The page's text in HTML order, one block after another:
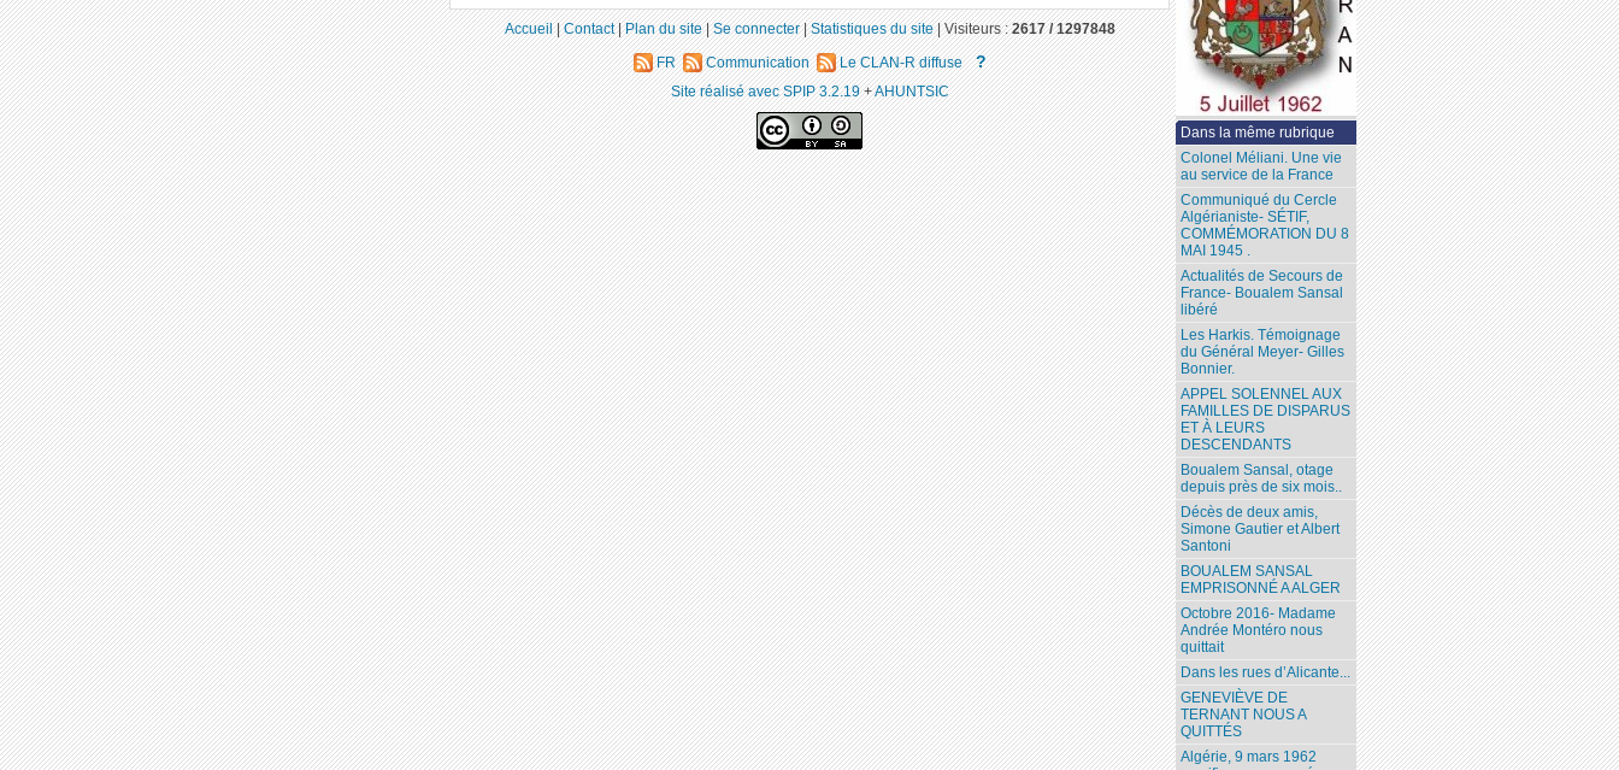
Dans la même rubrique
Colonel Méliani. Une vie
au service de la France
Communiqué du Cercle
Algérianiste- SÉTIF,
COMMÉMORATION DU 8
MAI 1945 .
Actualités de Secours de
France- Boualem Sansal
libéré
Les Harkis. Témoignage
du Général Meyer- Gilles
Bonnier.
APPEL SOLENNEL AUX
FAMILLES DE DISPARUS
ET À LEURS
DESCENDANTS
Boualem Sansal, otage
depuis près de six mois..
Décès de deux amis,
Simone Gautier et Albert
Santoni
BOUALEM SANSAL
EMPRISONNÉ A ALGER
Octobre 2016- Madame
Andrée Montéro nous
quittait
Dans les rues d’Alicante...
GENEVIÈVE DE
TERNANT NOUS A
QUITTÉS
Algérie, 9 mars 1962
Accueil|Contact|Plan du site|Se connecter|Statistiques du site|Visiteurs :2617 / 1297848
FR Communication Le CLAN-R diffuse ?
Site réalisé avec SPIP 3.2.19+AHUNTSIC